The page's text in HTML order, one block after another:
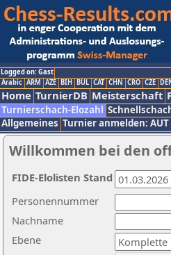
Logged on: Gast
Arabic ARM AZE BIH BUL CAT CHN CRO CZE
Home TurnierDB Meisterschaft
Turnierschach-Elozahl
Allgemeines Turnier anmelden: AUT
Willkommen bei den
Nachname
Ebene
Personennummer
FIDE-Elolisten Stand